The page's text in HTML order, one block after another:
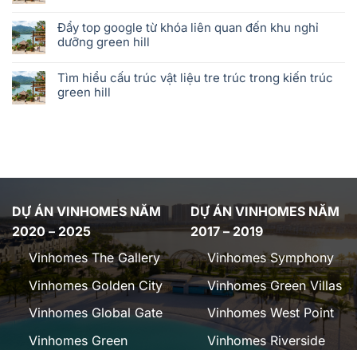
Đẩy top google từ khóa liên quan đến khu nghỉ
dưỡng green hill
Tìm hiểu cấu trúc vật liệu tre trúc trong kiến trúc
green hill
DỰ ÁN VINHOMES NĂM
2020 – 2025
Vinhomes The Gallery
Vinhomes Golden City
Vinhomes Global Gate
Vinhomes Green
DỰ ÁN VINHOMES NĂM
2017 – 2019
Vinhomes Symphony
Vinhomes Green Villas
Vinhomes West Point
Vinhomes Riverside